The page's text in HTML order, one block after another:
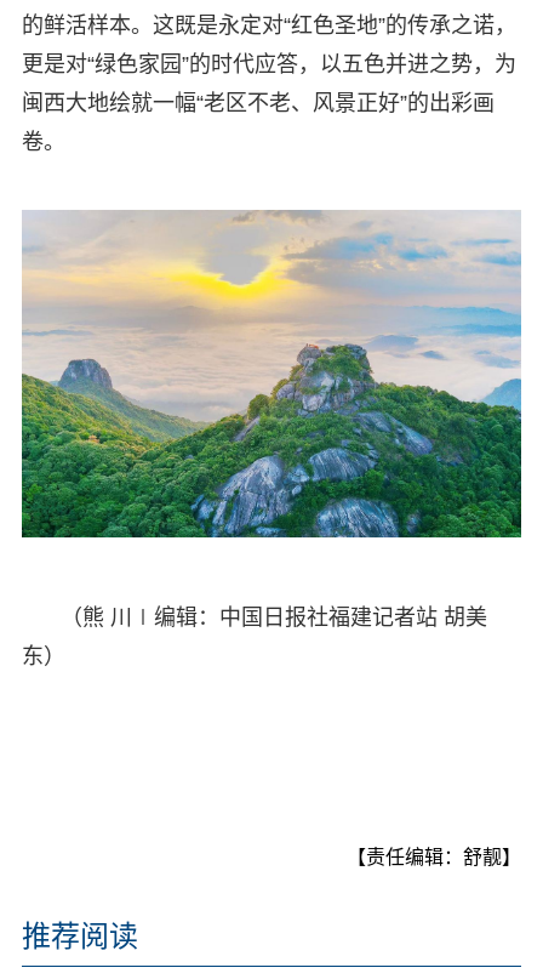
的鲜活样本。这既是永定对“红色圣地”的传承之诺，
更是对“绿色家园”的时代应答，以五色并进之势，为
闽西大地绘就一幅“老区不老、风景正好”的出彩画
卷。
（熊 川∣编辑：中国日报社福建记者站 胡美
东）
【责任编辑：舒靓】
推荐阅读